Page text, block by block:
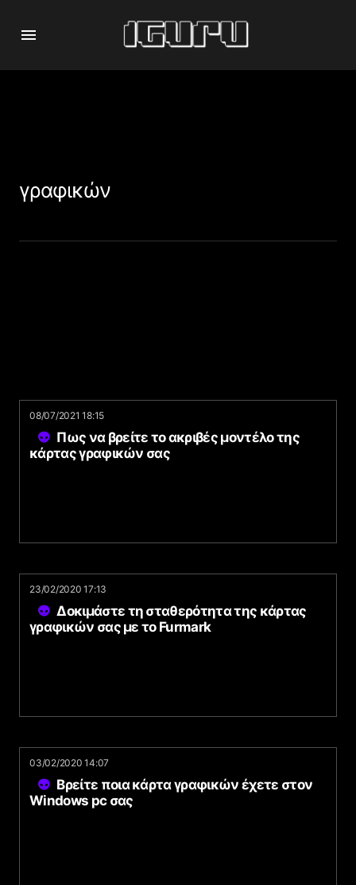
γραφικών
08/07/2021 18:15
Πως να βρείτε το ακριβές μοντέλο της
κάρτας γραφικών σας
23/02/2020 17:13
Δοκιμάστε τη σταθερότητα της κάρτας
γραφικών σας με το Furmark
03/02/2020 14:07
Βρείτε ποια κάρτα γραφικών έχετε στον
Windows pc σας